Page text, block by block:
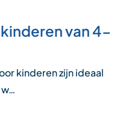
van 4-
kinderen zijn ideaal